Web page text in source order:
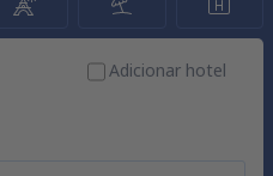
Adicionar hotel